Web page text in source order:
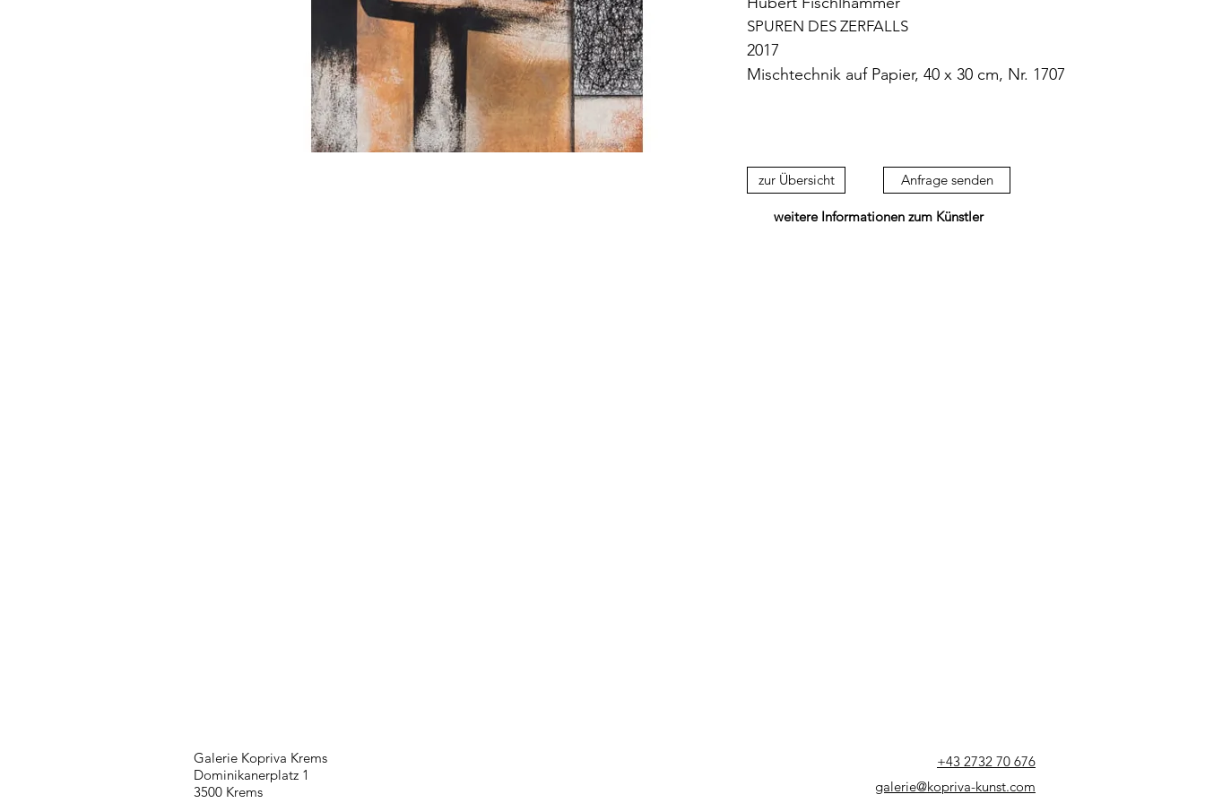
SPUREN DES ZERFALLS
2017
Mischtechnik auf Papier, 40 x 30 cm, Nr. 1707
zur Übersicht Anfrage senden
weitere Informationen zum Künstler
Galerie Kopriva Krems
Dominikanerplatz 1
3500 Krems
+43 2732 70 676
galerie@kopriva-kunst.com